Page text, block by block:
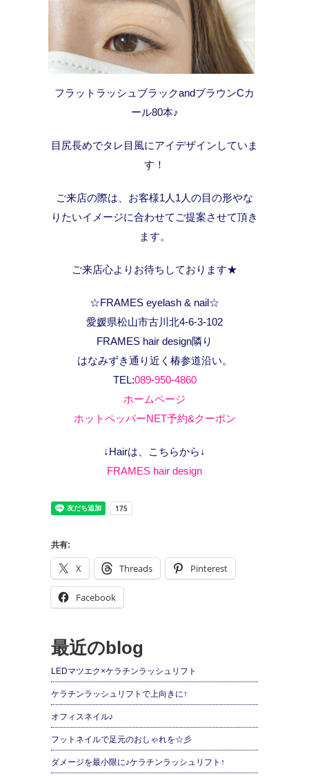
フラットラッシュブラックandブラウンCカ
ール80本♪
目尻長めでタレ目風にアイデザインしていま
す！
ご来店の際は、お客様1人1人の目の形やな
りたいイメージに合わせてご提案させて頂き
ます。
ご来店心よりお待ちしております★
☆FRAMES eyelash & nail☆
愛媛県松山市古川北4-6-3-102
FRAMES hair design隣り
はなみずき通り近く椿参道沿い。
TEL:089-950-4860
ホームページ
ホットペッパーNET予約&クーポン
↓Hairは、こちらから↓
FRAMES hair design
共有:
X Threads Pinterest
Facebook
最近のblog
LEDマツエク×ケラチンラッシュリフト
ケラチンラッシュリフトで上向きに↑
オフィスネイル♪
フットネイルで足元のおしゃれを☆彡
ダメージを最小限に♪ケラチンラッシュリフト↑